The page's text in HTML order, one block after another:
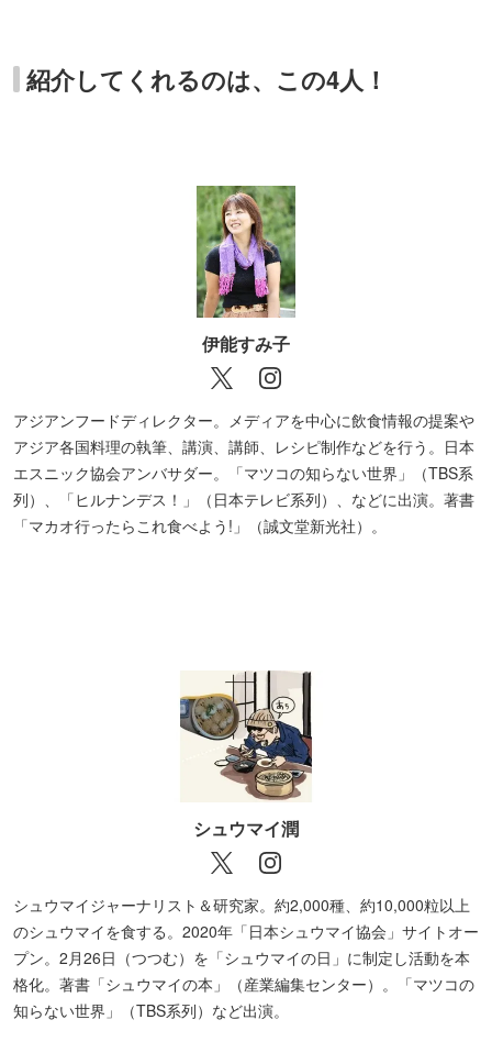
【神保町】粤港美食一号店
【神谷町】Mi Familia
【赤坂見附】香港物語 赤坂見附店
【乃木坂】ふるめんUSA
【渋谷】炭火焼き リリー
【代々木八幡】宝味八幡
【新宿】老辺餃子舘 新宿本店
【新宿御苑前】のぶ太郎
【落合】葵禅カフェ＆バー
【鶯谷】点心すや
紹介してくれるのは、この4人！
伊能すみ子
アジアンフードディレクター。メディアを中心に飲食情報の提案や
アジア各国料理の執筆、講演、講師、レシピ制作などを行う。日本
エスニック協会アンバサダー。「マツコの知らない世界」（TBS系
列）、「ヒルナンデス！」（日本テレビ系列）、などに出演。著書
「マカオ行ったらこれ食べよう!」（誠文堂新光社）。
シュウマイ潤
シュウマイジャーナリスト＆研究家。約2,000種、約10,000粒以上
のシュウマイを食する。2020年「日本シュウマイ協会」サイトオー
プン。2月26日（つつむ）を「シュウマイの日」に制定し活動を本
格化。著書「シュウマイの本」（産業編集センター）。「マツコの
知らない世界」（TBS系列）など出演。